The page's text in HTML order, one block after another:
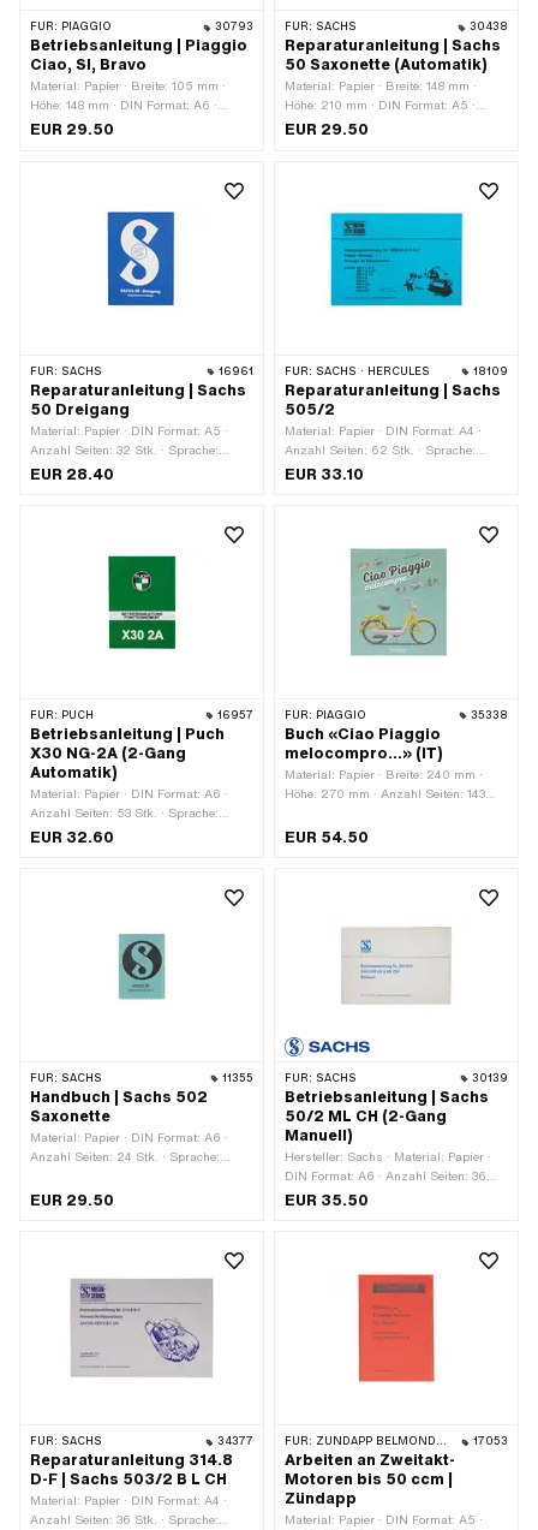
FÜR: PIAGGIO 30793
Betriebsanleitung | Piaggio
Ciao, SI, Bravo
Material: Papier · Breite: 105 mm ·
Höhe: 148 mm · DIN Format: A6 ·
Anzahl Seiten: 47 Stk. · Sprache:
EUR 29.50
FÜR: SACHS 30438
Reparaturanleitung | Sachs
50 Saxonette (Automatik)
Material: Papier · Breite: 148 mm ·
Höhe: 210 mm · DIN Format: A5 ·
Anzahl Seiten: 44 Stk. · Sprache:
EUR 29.50
FÜR: SACHS 16961
Reparaturanleitung | Sachs
50 Dreigang
Material: Papier · DIN Format: A5 ·
Anzahl Seiten: 32 Stk. · Sprache:
Deutsch
EUR 28.40
FÜR: SACHS · HERCULES 18109
Reparaturanleitung | Sachs
505/2
Material: Papier · DIN Format: A4 ·
Anzahl Seiten: 62 Stk. · Sprache:
Deutsch · Sprache: Englisch ·
EUR 33.10
FÜR: PUCH 16957
Betriebsanleitung | Puch
X30 NG-2A (2-Gang
Automatik)
Material: Papier · DIN Format: A6 ·
Anzahl Seiten: 53 Stk. · Sprache:
Deutsch · Sprache: Französisch
EUR 32.60
FÜR: PIAGGIO 35338
Buch «Ciao Piaggio
melocompro...» (IT)
Material: Papier · Breite: 240 mm ·
Höhe: 270 mm · Anzahl Seiten: 143
EUR 54.50
FÜR: SACHS 11355
Handbuch | Sachs 502
Saxonette
Material: Papier · DIN Format: A6 ·
Anzahl Seiten: 24 Stk. · Sprache:
EUR 29.50
FÜR: SACHS 30139
Betriebsanleitung | Sachs
50/2 ML CH (2-Gang
Manuell)
Hersteller: Sachs · Material: Papier ·
DIN Format: A6 · Anzahl Seiten: 36
Stk. · Sprache: Deutsch
EUR 35.50
FÜR: SACHS 34377
Reparaturanleitung 314.8
D-F | Sachs 503/2 B L CH
Material: Papier · DIN Format: A4 ·
Anzahl Seiten: 36 Stk. · Sprache:
FÜR: ZÜNDAPP BELMONDO · ZÜNDAPP 17053
Arbeiten an Zweitakt-
Motoren bis 50 ccm |
Zündapp
Material: Papier · DIN Format: A5 ·